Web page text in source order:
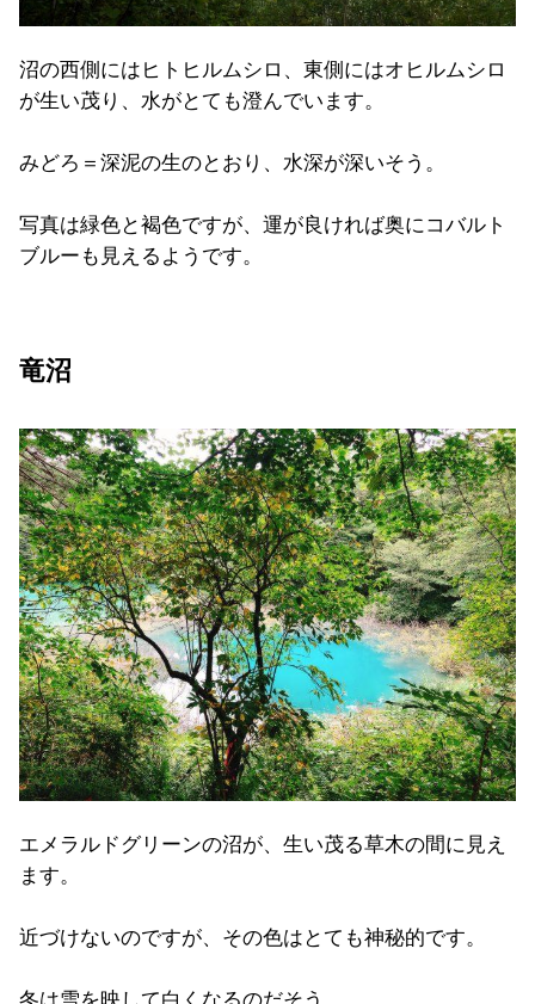
沼の西側にはヒトヒルムシロ、東側にはオヒルムシロ
が生い茂り、水がとても澄んでいます。
みどろ＝深泥の生のとおり、水深が深いそう。
写真は緑色と褐色ですが、運が良ければ奥にコバルト
ブルーも見えるようです。
竜沼
エメラルドグリーンの沼が、生い茂る草木の間に見え
ます。
近づけないのですが、その色はとても神秘的です。
冬は雪を映して白くなるのだそう。